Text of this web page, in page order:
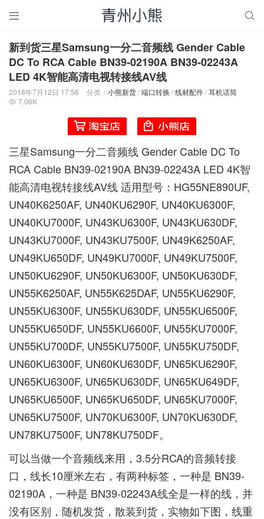
 
新到货三星Samsung一分二音频线 Gender Cable
DC To RCA Cable BN39-02190A BN39-02243A
LED 4K智能高清电视转接线AV线
2018年7月12日 17:56 分类： 小熊新货/端口转换 /线材配件/耳机话筒
 7.06K
三星Samsung一分二音频线 Gender Cable DC To
RCA Cable BN39-02190A BN39-02243A LED 4K智
能高清电视转接线AV线 适用型号：HG55NE890UF,
UN40K6250AF, UN40KU6290F, UN40KU6300F,
UN40KU7000F, UN43KU6300F, UN43KU630DF,
UN43KU7000F, UN43KU7500F, UN49K6250AF,
UN49KU650DF, UN49KU7000F, UN49KU7500F,
UN50KU6290F, UN50KU6300F, UN50KU630DF,
UN55K6250AF, UN55K625DAF, UN55KU6290F,
UN55KU6300F, UN55KU630DF, UN55KU6500F,
UN55KU650DF, UN55KU6600F, UN55KU7000F,
UN55KU700DF, UN55KU7500F, UN55KU750DF,
UN60KU6300F, UN60KU630DF, UN65KU6290F,
UN65KU6300F, UN65KU630DF, UN65KU649DF,
UN65KU6500F, UN65KU650DF, UN65KU7000F,
UN65KU7500F, UN70KU6300F, UN70KU630DF,
UN78KU7500F, UN78KU750DF。
可以当做一个音频线来用，3.5分RCA的音频转接
口，线长10厘米左右，有两种标签，一种是 BN39-
02190A，一种是 BN39-02243A线全是一样的线，并
没有区别，随机发货，散装到货，实物如下图，线重